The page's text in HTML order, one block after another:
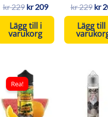
kr229 kr209
Lägg till i
varukorg
kr229 kr
Lägg till
Rea!
Det
ursprungliga
priset
var:
kr 249.
är: